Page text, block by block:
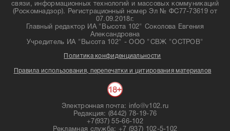
связи, информационных технологий и массовых коммуникаций
(Роскомнадзор). Регистрационный номер Эл № ФС77-73619 от
07.09.2018г.
Главный редактор ИА "Высота 102" Соколова Евгения
Александровна
Учредитель ИА "Высота 102" - ООО "СВЖ "ОСТРОВ"
Политика конфиденциальности
Правила использования, перепечатки и цитирования материалов
Электронная почта: info@v102.ru
Редакция: (8442) 78-19-76
+7(937) 55-66-102
Рекламная служба: +7 (937) 102-5-102